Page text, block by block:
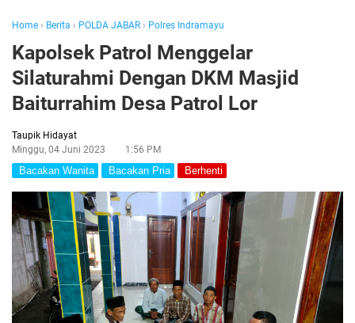
Home › Berita › POLDA JABAR › Polres Indramayu
Kapolsek Patrol Menggelar
Silaturahmi Dengan DKM Masjid
Baiturrahim Desa Patrol Lor
Taupik Hidayat
Minggu, 04 Juni 2023
1:56 PM
Bacakan Wanita Bacakan Pria Berhenti